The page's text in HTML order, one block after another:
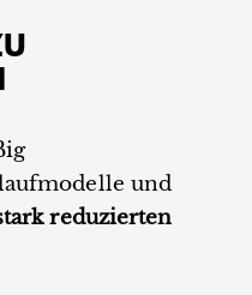
und
reduzierten